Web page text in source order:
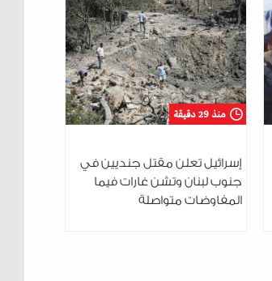
منذ 29 دقيقة
إسرائيل تعلن مقتل جنديين في
جنوب لبنان وتشن غارات فيما
المفاوضات متواصلة